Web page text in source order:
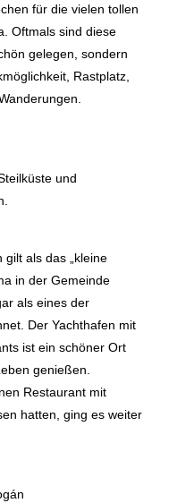
für die vielen tollen
Oftmals sind diese
gelegen, sondern
Rastplatz,
und
als das „kleine
in der Gemeinde
als eines der
Der Yachthafen mit
ist ein schöner Ort
genießen.
Restaurant mit
hatten, ging es weiter